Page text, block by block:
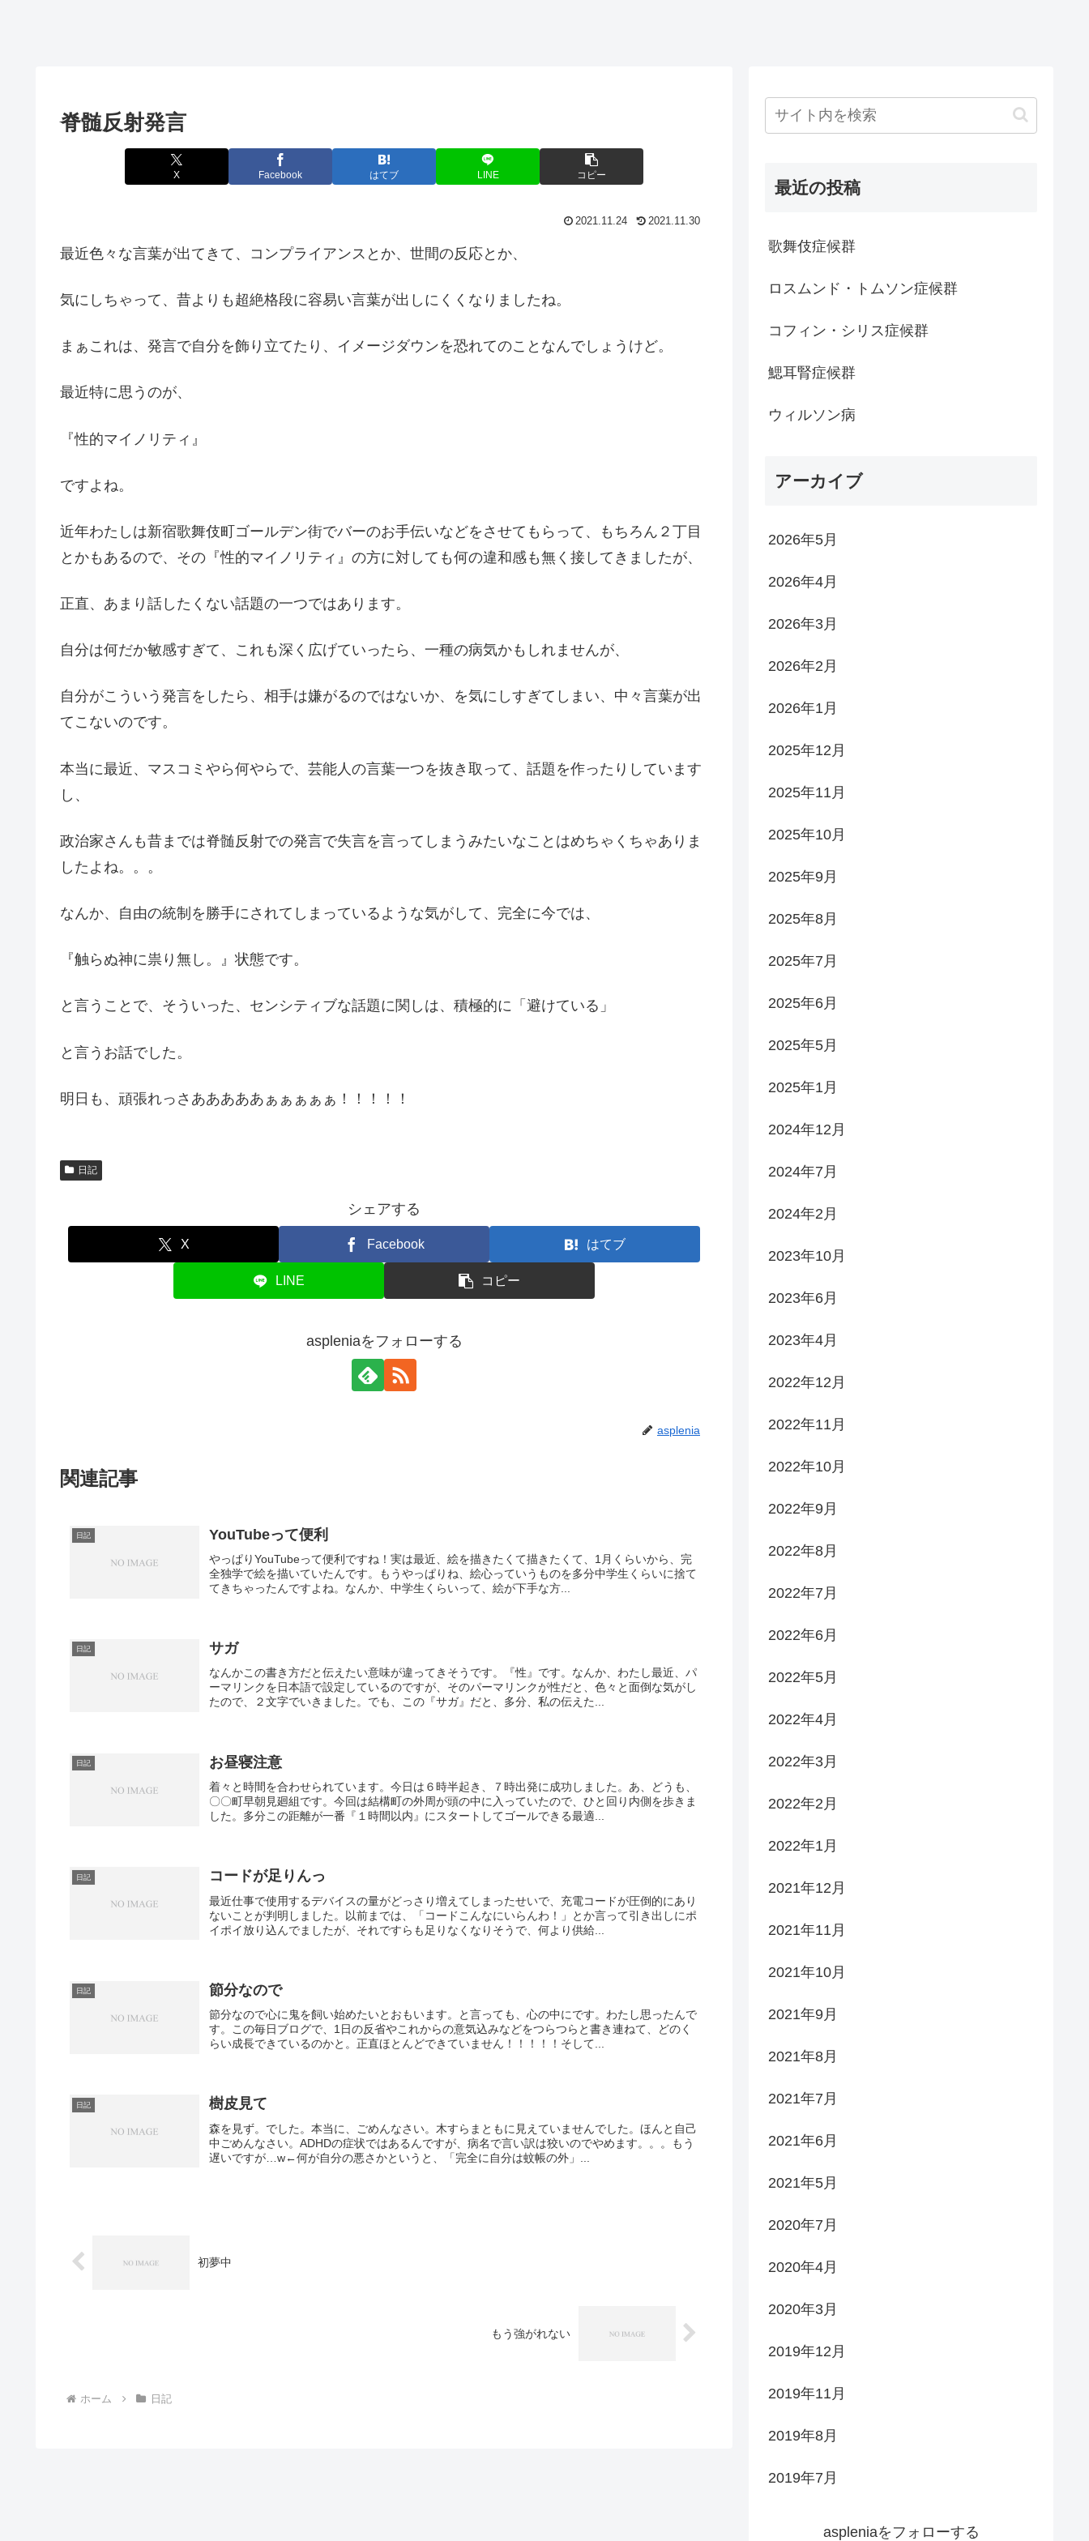
脊髄反射発言
X Facebook はてブ LINE コピー
2021.11.24 2021.11.30
最近色々な言葉が出てきて、コンプライアンスとか、世間の反応とか、
気にしちゃって、昔よりも超絶格段に容易い言葉が出しにくくなりましたね。
まぁこれは、発言で自分を飾り立てたり、イメージダウンを恐れてのことなんでしょうけど。
最近特に思うのが、
『性的マイノリティ』
ですよね。
近年わたしは新宿歌舞伎町ゴールデン街でバーのお手伝いなどをさせてもらって、もちろん２丁目
とかもあるので、その『性的マイノリティ』の方に対しても何の違和感も無く接してきましたが、
正直、あまり話したくない話題の一つではあります。
自分は何だか敏感すぎて、これも深く広げていったら、一種の病気かもしれませんが、
自分がこういう発言をしたら、相手は嫌がるのではないか、を気にしすぎてしまい、中々言葉が出
てこないのです。
本当に最近、マスコミやら何やらで、芸能人の言葉一つを抜き取って、話題を作ったりしています
し、
政治家さんも昔までは脊髄反射での発言で失言を言ってしまうみたいなことはめちゃくちゃありま
したよね。。。
なんか、自由の統制を勝手にされてしまっているような気がして、完全に今では、
『触らぬ神に祟り無し。』状態です。
と言うことで、そういった、センシティブな話題に関しは、積極的に「避けている」
と言うお話でした。
明日も、頑張れっさあああああぁぁぁぁぁ！！！！！
日記
シェアする
X Facebook はてブ
LINE コピー
aspleniaをフォローする
asplenia
関連記事
日記 YouTubeって便利
やっぱりYouTubeって便利ですね！実は最近、絵を描きたくて描きたくて、1月くらいから、完
全独学で絵を描いていたんです。もうやっぱりね、絵心っていうものを多分中学生くらいに捨て
てきちゃったんですよね。なんか、中学生くらいって、絵が下手な方...
日記 サガ
なんかこの書き方だと伝えたい意味が違ってきそうです。『性』です。なんか、わたし最近、パ
ーマリンクを日本語で設定しているのですが、そのパーマリンクが性だと、色々と面倒な気がし
たので、２文字でいきました。でも、この『サガ』だと、多分、私の伝えた...
日記 お昼寝注意
着々と時間を合わせられています。今日は６時半起き、７時出発に成功しました。あ、どうも、
〇〇町早朝見廻組です。今回は結構町の外周が頭の中に入っていたので、ひと回り内側を歩きま
した。多分この距離が一番『１時間以内』にスタートしてゴールできる最適...
日記 コードが足りんっ
最近仕事で使用するデバイスの量がどっさり増えてしまったせいで、充電コードが圧倒的にあり
ないことが判明しました。以前までは、「コードこんなにいらんわ！」とか言って引き出しにポ
イポイ放り込んでましたが、それですらも足りなくなりそうで、何より供給...
日記 節分なので
節分なので心に鬼を飼い始めたいとおもいます。と言っても、心の中にです。わたし思ったんで
す。この毎日ブログで、1日の反省やこれからの意気込みなどをつらつらと書き連ねて、どのく
らい成長できているのかと。正直ほとんどできていません！！！！！そして...
日記 樹皮見て
森を見ず。でした。本当に、ごめんなさい。木すらまともに見えていませんでした。ほんと自己
中ごめんなさい。ADHDの症状ではあるんですが、病名で言い訳は狡いのでやめます。。。もう
遅いですが…w←何が自分の悪さかというと、「完全に自分は蚊帳の外」...
初夢中
もう強がれない
ホーム 日記
最近の投稿
歌舞伎症候群
ロスムンド・トムソン症候群
コフィン・シリス症候群
鰓耳腎症候群
ウィルソン病
アーカイブ
2026年5月
2026年4月
2026年3月
2026年2月
2026年1月
2025年12月
2025年11月
2025年10月
2025年9月
2025年8月
2025年7月
2025年6月
2025年5月
2025年1月
2024年12月
2024年7月
2024年2月
2023年10月
2023年6月
2023年4月
2022年12月
2022年11月
2022年10月
2022年9月
2022年8月
2022年7月
2022年6月
2022年5月
2022年4月
2022年3月
2022年2月
2022年1月
2021年12月
2021年11月
2021年10月
2021年9月
2021年8月
2021年7月
2021年6月
2021年5月
2020年7月
2020年4月
2020年3月
2019年12月
2019年11月
2019年8月
2019年7月
aspleniaをフォローする